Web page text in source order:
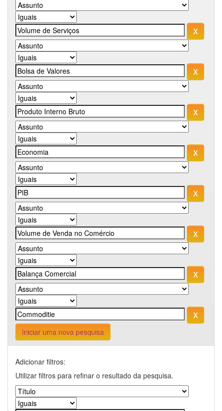
Iniciar uma nova pesquisa
Adicionar filtros:
Utilizar filtros para refinar o resultado da pesquisa.